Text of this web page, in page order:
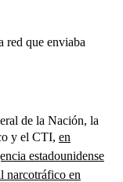
red que enviaba
de la Nación, la
y el CTI, en
estadounidense
narcotráfico en